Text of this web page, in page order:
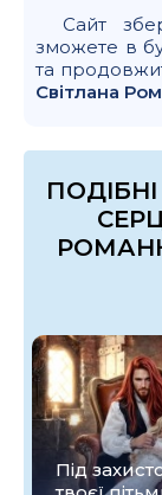
Сайт
зможете в
та
Світлана
Під